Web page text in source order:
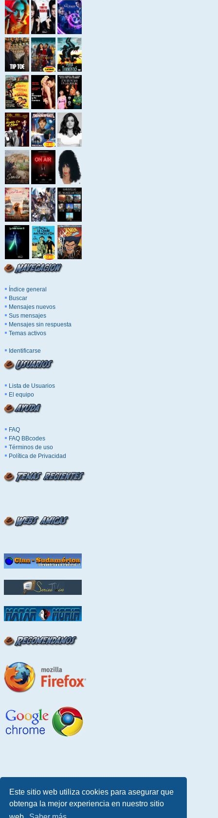
Este sitio web utiliza cookies para asegurar que
obtenga la mejor experiencia en nuestro sitio
Índice general
Buscar
Mensajes nuevos
Sus mensajes
Mensajes sin respuesta
Temas activos
Identificarse
Lista de Usuarios
El equipo
FAQ
FAQ BBcodes
Términos de uso
Política de Privacidad